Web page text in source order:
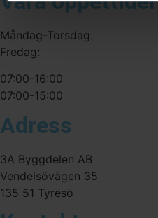
Måndag-Torsdag:
Fredag:
07:00-16:00
07:00-15:00
Adress
3A Byggdelen AB
Vendelsövägen 35
135 51 Tyresö